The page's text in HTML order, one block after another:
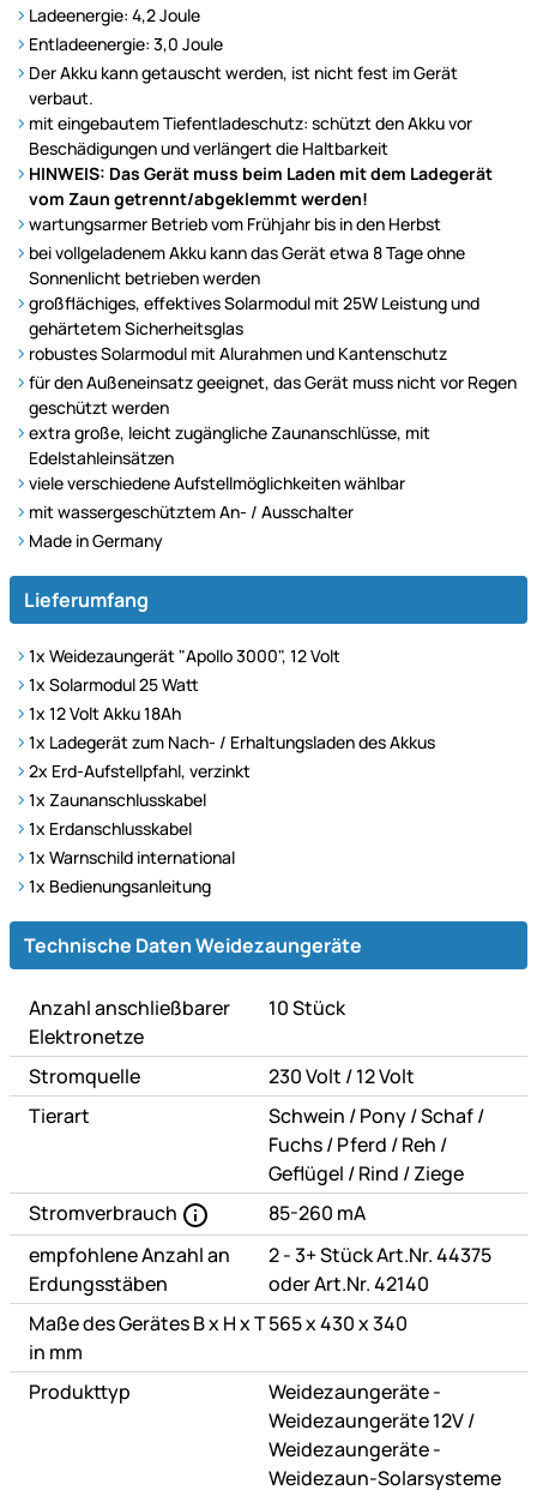
Ladeenergie: 4,2 Joule
Entladeenergie: 3,0 Joule
Der Akku kann getauscht werden, ist nicht fest im Gerät
verbaut.
mit eingebautem Tiefentladeschutz: schützt den Akku vor
Beschädigungen und verlängert die Haltbarkeit
HINWEIS: Das Gerät muss beim Laden mit dem Ladegerät
vom Zaun getrennt/abgeklemmt werden!
wartungsarmer Betrieb vom Frühjahr bis in den Herbst
bei vollgeladenem Akku kann das Gerät etwa 8 Tage ohne
Sonnenlicht betrieben werden
großflächiges, effektives Solarmodul mit 25W Leistung und
gehärtetem Sicherheitsglas
robustes Solarmodul mit Alurahmen und Kantenschutz
für den Außeneinsatz geeignet, das Gerät muss nicht vor Regen
geschützt werden
extra große, leicht zugängliche Zaunanschlüsse, mit
Edelstahleinsätzen
viele verschiedene Aufstellmöglichkeiten wählbar
mit wassergeschütztem An- / Ausschalter
Made in Germany
Lieferumfang
1x Weidezaungerät "Apollo 3000", 12 Volt
1x Solarmodul 25 Watt
1x 12 Volt Akku 18Ah
1x Ladegerät zum Nach- / Erhaltungsladen des Akkus
2x Erd-Aufstellpfahl, verzinkt
1x Zaunanschlusskabel
1x Erdanschlusskabel
1x Warnschild international
1x Bedienungsanleitung
Technische Daten
Technische Daten Weidezaungeräte
Anzahl anschließbarer
Elektronetze
10 Stück
Stromquelle 230 Volt /oder
12 Volt
Tierart
Schwein /oder
Pony/oder
Schaf/oder
Fuchs/oder
Pferd /oder
Reh /oder
Geflügel /oder
Rind /oder
Ziege
Stromverbrauch
85-260 mA
empfohlene Anzahl an
Erdungsstäben
2 - 3+ Stück Art.Nr. 44375
oder Art.Nr. 42140
Maße des Gerätes B x H x T
in mm
565 x 430 x 340
Produkttyp
Weidezaungeräte -
Weidezaungeräte 12V/oder
Weidezaungeräte -
Weidezaun-Solarsysteme